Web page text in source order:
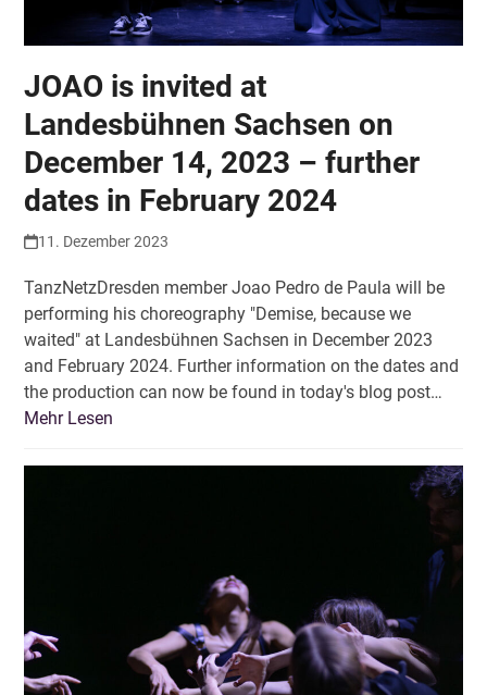
JOAO is invited at
Landesbühnen Sachsen on
December 14, 2023 – further
dates in February 2024
11. Dezember 2023
TanzNetzDresden member Joao Pedro de Paula will be
performing his choreography "Demise, because we
waited" at Landesbühnen Sachsen in December 2023
and February 2024. Further information on the dates and
the production can now be found in today's blog post…
Mehr Lesen